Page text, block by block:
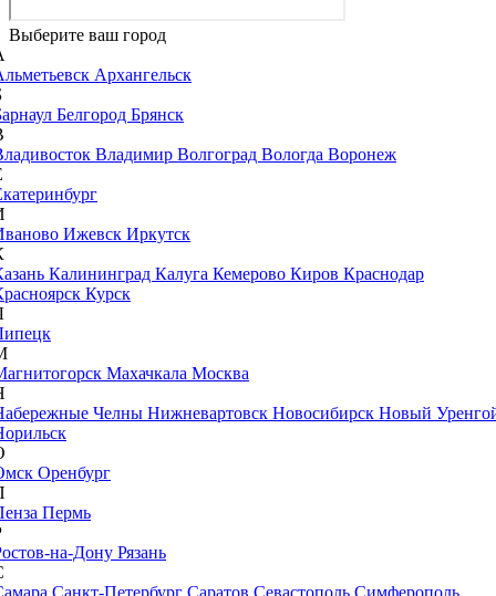
Выберите ваш город
Архангельск
Белгород Брянск
Владимир Волгоград Вологда Воронеж
Ижевск Иркутск
Калининград Калуга Кемерово Киров Краснодар
Курск
Махачкала Москва
Челны Нижневартовск Новосибирск Новый
Оренбург
Пермь
на-Дону Рязань